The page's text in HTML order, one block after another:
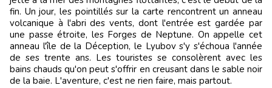
fin. Un jour, les pointillés sur la carte rencontrent un anneau
volcanique à l'abri des vents, dont l'entrée est gardée par
une passe étroite, les Forges de Neptune. On appelle cet
anneau l'île de la Déception, le Lyubov s'y s'échoua l'année
de ses trente ans. Les touristes se consolèrent avec les
bains chauds qu'on peut s'offrir en creusant dans le sable noir
de la baie. L'aventure, c'est ne rien faire, mais partout.